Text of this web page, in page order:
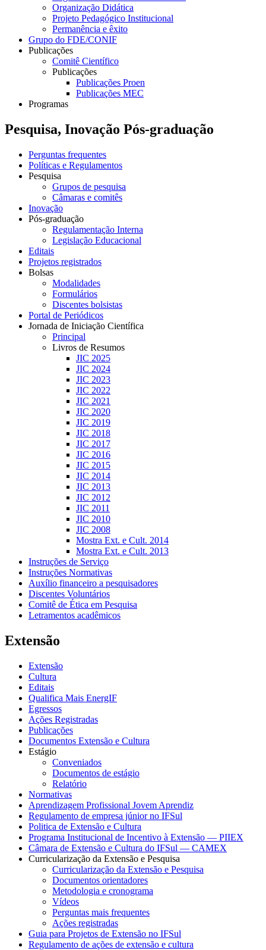
Organização Didática
Projeto Pedagógico Institucional
Permanência e êxito
Grupo do FDE/CONIF
Publicações
Comitê Científico
Publicações
Publicações Proen
Publicações MEC
Programas
Pesquisa, Inovação Pós-graduação
Perguntas frequentes
Políticas e Regulamentos
Pesquisa
Grupos de pesquisa
Câmaras e comitês
Inovação
Pós-graduação
Regulamentação Interna
Legislação Educacional
Editais
Projetos registrados
Bolsas
Modalidades
Formulários
Discentes bolsistas
Portal de Periódicos
Jornada de Iniciação Científica
Principal
Livros de Resumos
JIC 2025
JIC 2024
JIC 2023
JIC 2022
JIC 2021
JIC 2020
JIC 2019
JIC 2018
JIC 2017
JIC 2016
JIC 2015
JIC 2014
JIC 2013
JIC 2012
JIC 2011
JIC 2010
JIC 2008
Mostra Ext. e Cult. 2014
Mostra Ext. e Cult. 2013
Instruções de Serviço
Instruções Normativas
Auxílio financeiro a pesquisadores
Discentes Voluntários
Comitê de Ética em Pesquisa
Letramentos acadêmicos
Extensão
Extensão
Cultura
Editais
Qualifica Mais EnergIF
Egressos
Ações Registradas
Publicações
Documentos Extensão e Cultura
Estágio
Conveniados
Documentos de estágio
Relatório
Normativas
Aprendizagem Profissional Jovem Aprendiz
Regulamento de empresa júnior no IFSul
Politica de Extensão e Cultura
Programa Institucional de Incentivo à Extensão — PIIEX
Câmara de Extensão e Cultura do IFSul — CAMEX
Curricularização da Extensão e Pesquisa
Curricularização da Extensão e Pesquisa
Documentos orientadores
Metodologia e cronograma
Vídeos
Perguntas mais frequentes
Ações registradas
Guia para Projetos de Extensão no IFSul
Regulamento de ações de extensão e cultura